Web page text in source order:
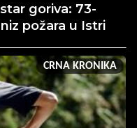
goriva: 73-
požara u Istri
CRNA KRONIKA